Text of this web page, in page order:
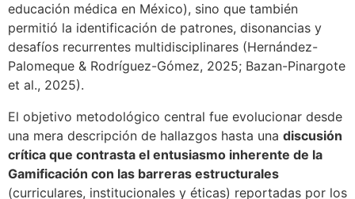
educación médica en México), sino que también
permitió la identificación de patrones, disonancias y
desafíos recurrentes multidisciplinares (Hernández-
Palomeque & Rodríguez-Gómez, 2025; Bazan-Pinargote
et al., 2025).
El objetivo metodológico central fue evolucionar desde
una mera descripción de hallazgos hasta una discusión
crítica que contrasta el entusiasmo inherente de la
Gamificación con las barreras estructurales
(curriculares, institucionales y éticas) reportadas por los